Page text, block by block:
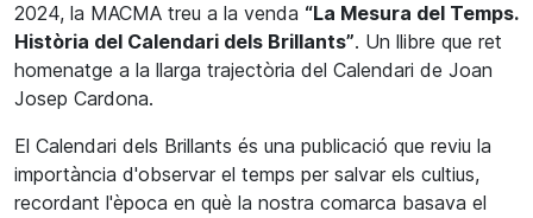
2024, la MACMA treu a la venda “La Mesura del Temps.
Història del Calendari dels Brillants”. Un llibre que ret
homenatge a la llarga trajectòria del Calendari de Joan
Josep Cardona.
El Calendari dels Brillants és una publicació que reviu la
importància d'observar el temps per salvar els cultius,
recordant l'època en què la nostra comarca basava el